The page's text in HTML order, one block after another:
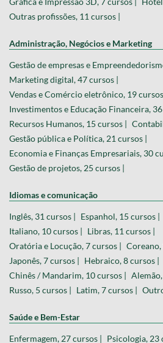
Outras profissões, 11 cursos |
Administração, Negócios e Marketing
Gestão de empresas e
Marketing digital, 47 cursos |
Vendas e Comércio eletrônico, 19
Investimentos e Educação Financeira,
Recursos Humanos, 15 cursos |
Gestão pública e Política, 21 cursos |
Economia e Finanças Empresariais, 30
Gestão de projetos, 25 cursos |
Idiomas e comunicação
Inglês, 31 cursos | Espanhol, 15 cursos |
Italiano, 10 cursos | Libras, 11 cursos |
Oratória e Locução, 7 cursos | Coreano,
Japonês, 7 cursos | Hebraico, 8 cursos |
Chinês / Mandarim, 10 cursos |
Russo, 5 cursos | Latim, 7 cursos |
Saúde e Bem-Estar
Enfermagem, 27 cursos | Psicologia, 23